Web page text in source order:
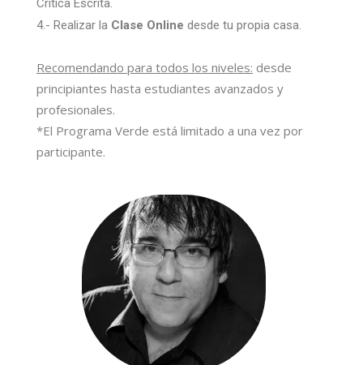
4.- Realizar la Clase Online desde tu propia casa.
Recomendando para todos los niveles: desde
principiantes hasta estudiantes avanzados y
profesionales.
*El Programa Verde está limitado a una vez por
participante.